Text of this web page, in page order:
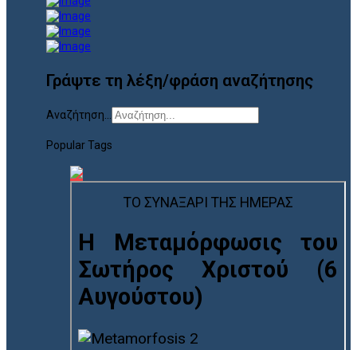
Γράψτε τη λέξη/φράση αναζήτησης
Αναζήτηση...
Popular Tags